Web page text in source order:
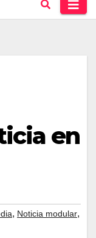
en
, Noticia modular,